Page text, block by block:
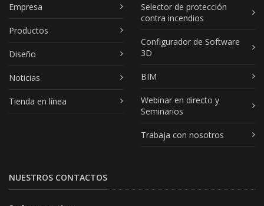
Empresa
Productos
Diseño
Noticias
Tienda en línea
Selector de protección
contra incendios
Configurador de Software
3D
BIM
Webinar en directo y
Seminarios
Trabaja con nosotros
NUESTROS CONTACTOS